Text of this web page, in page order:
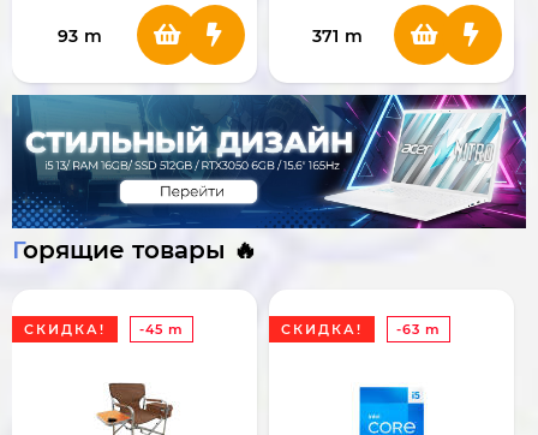
93 m 371 m
Горящие товары 🔥
СКИДКА! -45 m СКИДКА! -63 m